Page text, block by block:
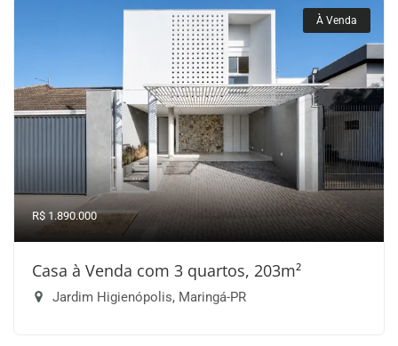
À Venda
R$ 1.890.000
Casa à Venda com 3 quartos, 203m²
Jardim Higienópolis, Maringá-PR